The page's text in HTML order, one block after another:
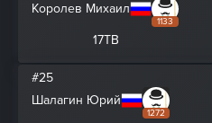
Королев Михаил
1133
17ТВ
#25
Шалагин Юрий
1272